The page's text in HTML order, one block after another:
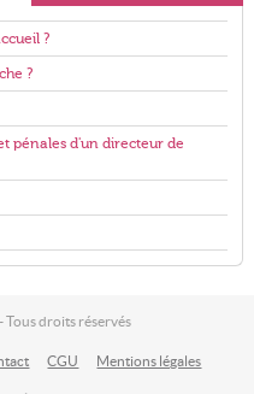
?
?
pénales d'un directeur de
droits réservés
CGU Mentions légales